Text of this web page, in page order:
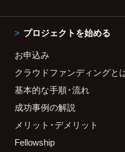
プロジェクトを始める
お申込み
クラウドファンディングと
基本的な手順・流れ
成功事例の解説
メリット・デメリット
Fellowship